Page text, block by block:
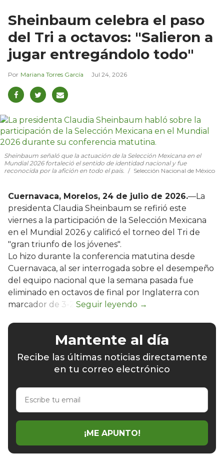
Sheinbaum celebra el paso
del Tri a octavos: "Salieron a
jugar entregándolo todo"
Mariana Torres García Jul 24, 2026
Sheinbaum señaló que la actuación de la Selección Mexicana en el
Mundial 2026 fortaleció el sentido de identidad nacional y fue
reconocida por la afición en todo el país.
Selección Nacional de México
Cuernavaca, Morelos, 24 de julio de 2026.—La
presidenta Claudia Sheinbaum se refirió este
viernes a la participación de la Selección Mexicana
en el Mundial 2026 y calificó el torneo del Tri de
"gran triunfo de los jóvenes".
Lo hizo durante la conferencia matutina desde
Cuernavaca, al ser interrogada sobre el desempeño
del equipo nacional que la semana pasada fue
eliminado en octavos de final por Inglaterra con
marcador de 3-2.
Mantente al día
Recibe las últimas noticias directamente
en tu correo electrónico
Escribe
email
¡ME APUNTO!